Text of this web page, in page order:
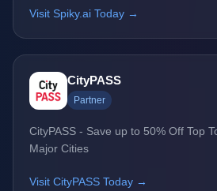
Visit Spiky.ai Today →
CityPASS
Partner
CityPASS - Save up to 50% Off Top
Major Cities
Visit CityPASS Today →